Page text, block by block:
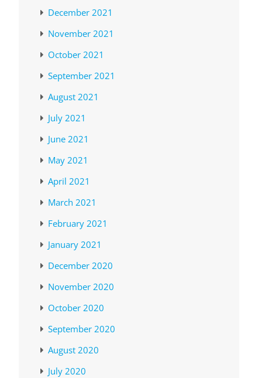
December 2021
November 2021
October 2021
September 2021
August 2021
July 2021
June 2021
May 2021
April 2021
March 2021
February 2021
January 2021
December 2020
November 2020
October 2020
September 2020
August 2020
July 2020